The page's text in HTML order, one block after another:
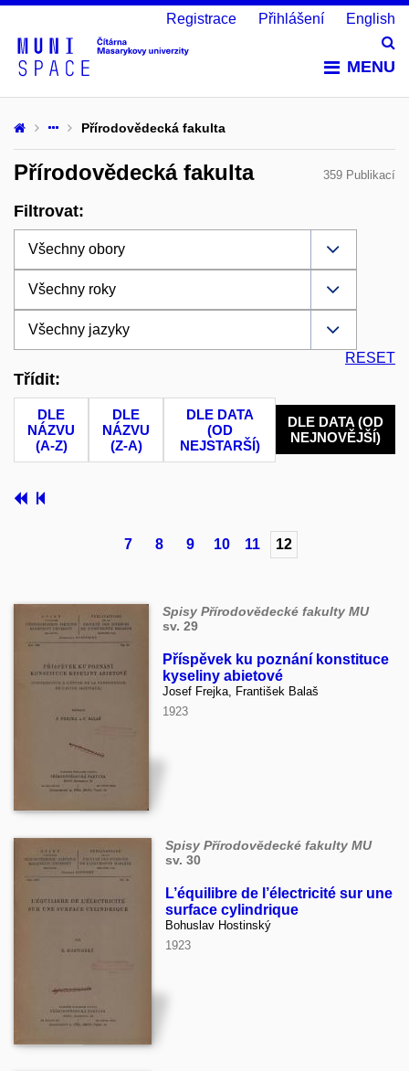
MENU
Registrace Přihlášení English
Přírodovědecká fakulta
359 Publikací
Přírodovědecká fakulta
Filtrovat:
RESET
Třídit:
DLE
NÁZVU
(A-Z)
DLE
NÁZVU
(Z-A)
DLE DATA
(OD
NEJSTARŠÍ)
DLE DATA (OD
NEJNOVĚJŠÍ)
7 8 9 10 11 12
Spisy Přírodovědecké fakulty MU
sv. 29
Příspěvek ku poznání konstituce
kyseliny abietové
Josef Frejka, František Balaš
1923
Spisy Přírodovědecké fakulty MU
sv. 30
L’équilibre de l’électricité sur une
surface cylindrique
Bohuslav Hostinský
1923